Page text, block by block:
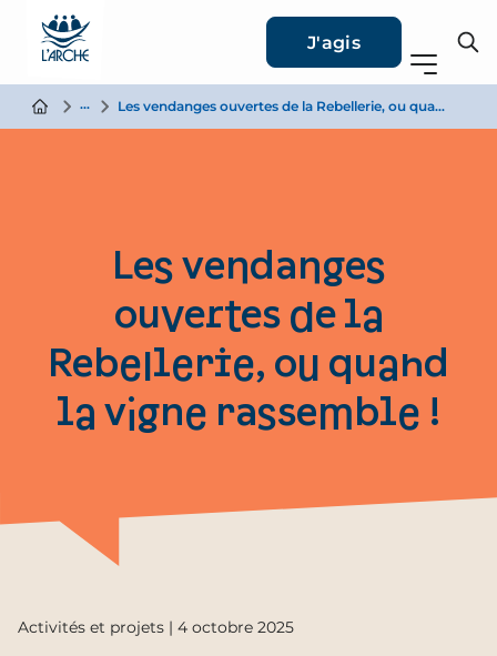
J'agis
Actualité Les vendanges ouvertes de la Rebellerie, ou quand la vigne rassemble !
Les vendanges
ouvertes de la
Rebellerie, ou quand
la vigne rassemble !
Activités et projets | 4 octobre 2025